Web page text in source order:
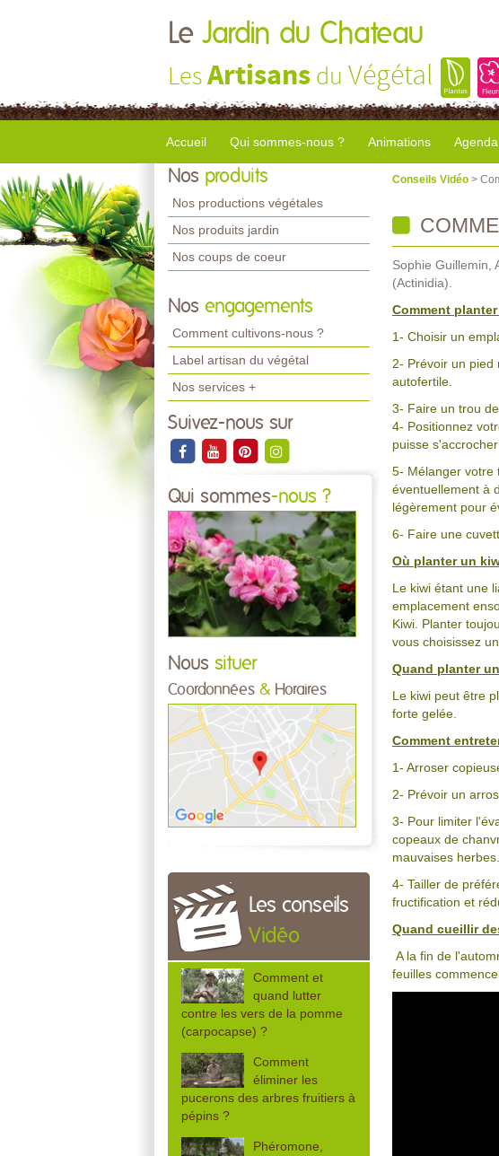
Le Jardin du Chateau
LesArtisans du Végétal
Accueil Qui sommes-nous ? Animations
Nos produits
Nos productions végétales
Nos produits jardin
Nos coups de coeur
Nos engagements
Comment cultivons-nous ?
Label artisan du végétal
Nos services +
Suivez-nous sur
Qui sommes-nous ?
Nous situer
Coordonnées & Horaires
Les conseils
Vidéo
Comment et
quand lutter
contre les vers de la pomme
(carpocapse) ?
Comment
éliminer les
pucerons des arbres fruitiers à
pépins ?
Phéromone,
Conseils Vidéo >
Sophie Guillemin,
(Actinidia).
Comment
1- Choisir un
2- Prévoir un pied
autofertile.
3- Faire un trou
4- Positionnez
puisse
5- Mélanger votre
éventuellement à
légèrement pour
6- Faire une
Où planter un
Le kiwi étant une
emplacement
Kiwi. Planter
vous choisissez
Quand planter
Le kiwi peut être
forte gelée.
Comment
1- Arroser
2- Prévoir un
3- Pour limiter
copeaux de
mauvaises herbes.
4- Tailler de
fructification et
Quand cueillir
A la fin de
feuilles